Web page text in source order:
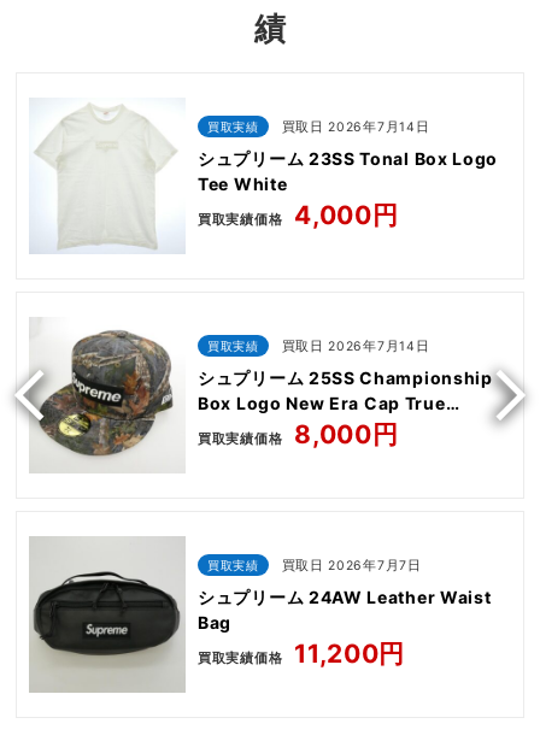
績
買取実績 買取日 2026年7月14日
シュプリーム 23SS Tonal Box Logo
Tee White
買取実績価格 4,000円
買取実績 買取日 2026年7月14日
シュプリーム 25SS Championship
Box Logo New Era Cap True
Timber Kanati camo
買取実績価格 8,000円
買取実績 買取日 2026年7月7日
シュプリーム 24AW Leather Waist
Bag
買取実績価格 11,200円